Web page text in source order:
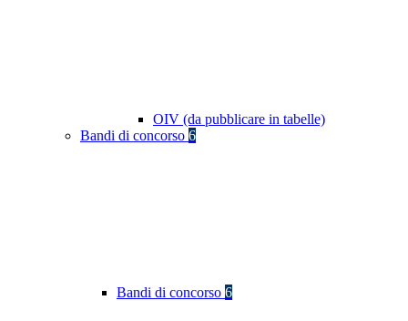
OIV (da pubblicare in tabelle)
Bandi di concorso 6
Bandi di concorso 6